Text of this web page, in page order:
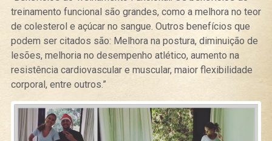
treinamento funcional são grandes, como a melhora no teor
de colesterol e açúcar no sangue. Outros benefícios que
podem ser citados são: Melhora na postura, diminuição de
lesões, melhoria no desempenho atlético, aumento na
resistência cardiovascular e muscular, maior flexibilidade
corporal, entre outros.”